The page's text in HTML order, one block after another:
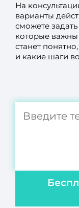
На
варианты
сможете
которые
станет
и какие шаги